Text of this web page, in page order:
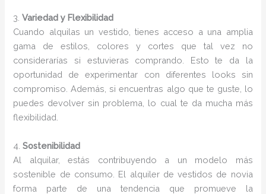
3.Variedad y Flexibilidad
Cuando alquilas un vestido, tienes acceso a una amplia
gama de estilos, colores y cortes que tal vez no
considerarías si estuvieras comprando. Esto te da la
oportunidad de experimentar con diferentes looks sin
compromiso. Además, si encuentras algo que te guste, lo
puedes devolver sin problema, lo cual te da mucha más
flexibilidad.
4.Sostenibilidad
Al alquilar, estás contribuyendo a un modelo más
sostenible de consumo. El alquiler de vestidos de novia
forma parte de una tendencia que promueve la